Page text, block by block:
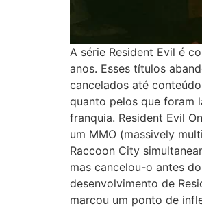
A série Resident Evil é
anos. Esses títulos
cancelados até
quanto pelos que foram
franquia. Resident Evil
um MMO (massively
Raccoon City
mas cancelou-o antes
desenvolvimento de
marcou um ponto de